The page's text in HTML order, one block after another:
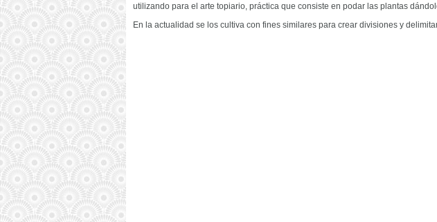
utilizando para el arte topiario, práctica que consiste en podar las plantas
En la actualidad se los cultiva con fines similares para crear divisiones y